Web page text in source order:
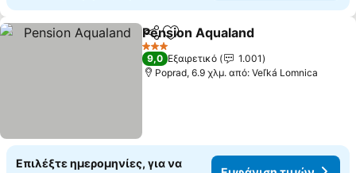
Κοινοποίηση
Προσθήκη στα αγαπημένα
Pension Aqualand
3 Αστέρια
9,0 Εξαιρετικό
1.001
Poprad, 6.9 χλμ. από: Veľká Lomnica
Επιλέξτε ημερομηνίες, για να